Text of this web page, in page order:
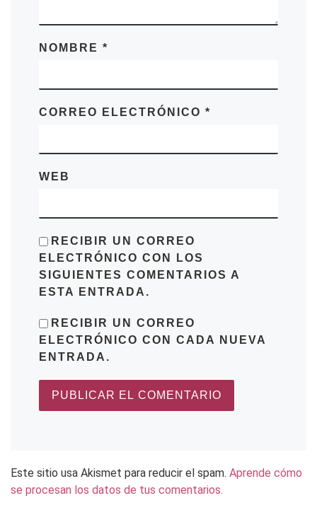
NOMBRE *
CORREO ELECTRÓNICO *
WEB
RECIBIR UN CORREO
ELECTRÓNICO CON LOS
SIGUIENTES COMENTARIOS A
ESTA ENTRADA.
RECIBIR UN CORREO
ELECTRÓNICO CON CADA NUEVA
ENTRADA.
Este sitio usa Akismet para reducir el spam. Aprende cómo
se procesan los datos de tus comentarios.